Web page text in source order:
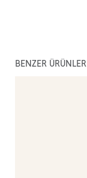
BENZER ÜRÜNLER